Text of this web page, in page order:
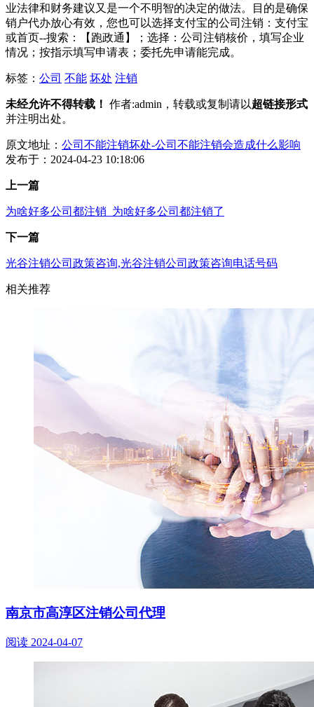
业法律和财务建议又是一个不明智的决定的做法。目的是确保
销户代办放心有效，您也可以选择支付宝的公司注销：支付宝
或首页--搜索：【跑政通】；选择：公司注销核价，填写企业
情况；按指示填写申请表；委托先申请能完成。
标签： 公司 不能 坏处 注销
未经允许不得转载！ 作者:admin，转载或复制请以超链接形式
并注明出处。
原文地址： 公司不能注销坏处-公司不能注销会造成什么影响
发布于：2024-04-23 10:18:06
上一篇
为啥好多公司都注销_为啥好多公司都注销了
下一篇
光谷注销公司政策咨询,光谷注销公司政策咨询电话号码
相关推荐
南京市高淳区注销公司代理
阅读 2024-04-07